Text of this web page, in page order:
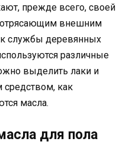
прежде всего, своей
внешним
службы деревянных
различные
выделить лаки и
как
масла.
для пола